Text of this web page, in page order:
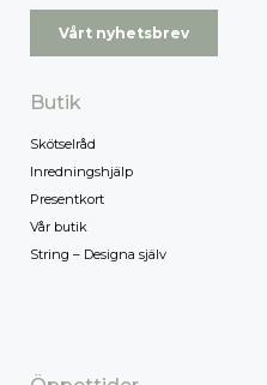
Vårt nyhetsbrev
Butik
Skötselråd
Inredningshjälp
Presentkort
Vår butik
String – Designa själv